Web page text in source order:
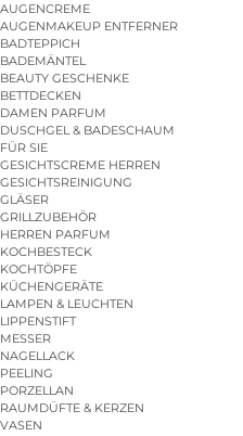
AUGENCREME
AUGENMAKEUP ENTFERNER
BADTEPPICH
BADEMÄNTEL
BEAUTY GESCHENKE
BETTDECKEN
DAMEN PARFUM
DUSCHGEL & BADESCHAUM
FÜR SIE
GESICHTSCREME HERREN
GESICHTSREINIGUNG
GLÄSER
GRILLZUBEHÖR
HERREN PARFUM
KOCHBESTECK
KOCHTÖPFE
KÜCHENGERÄTE
LAMPEN & LEUCHTEN
LIPPENSTIFT
MESSER
NAGELLACK
PEELING
PORZELLAN
RAUMDÜFTE & KERZEN
VASEN